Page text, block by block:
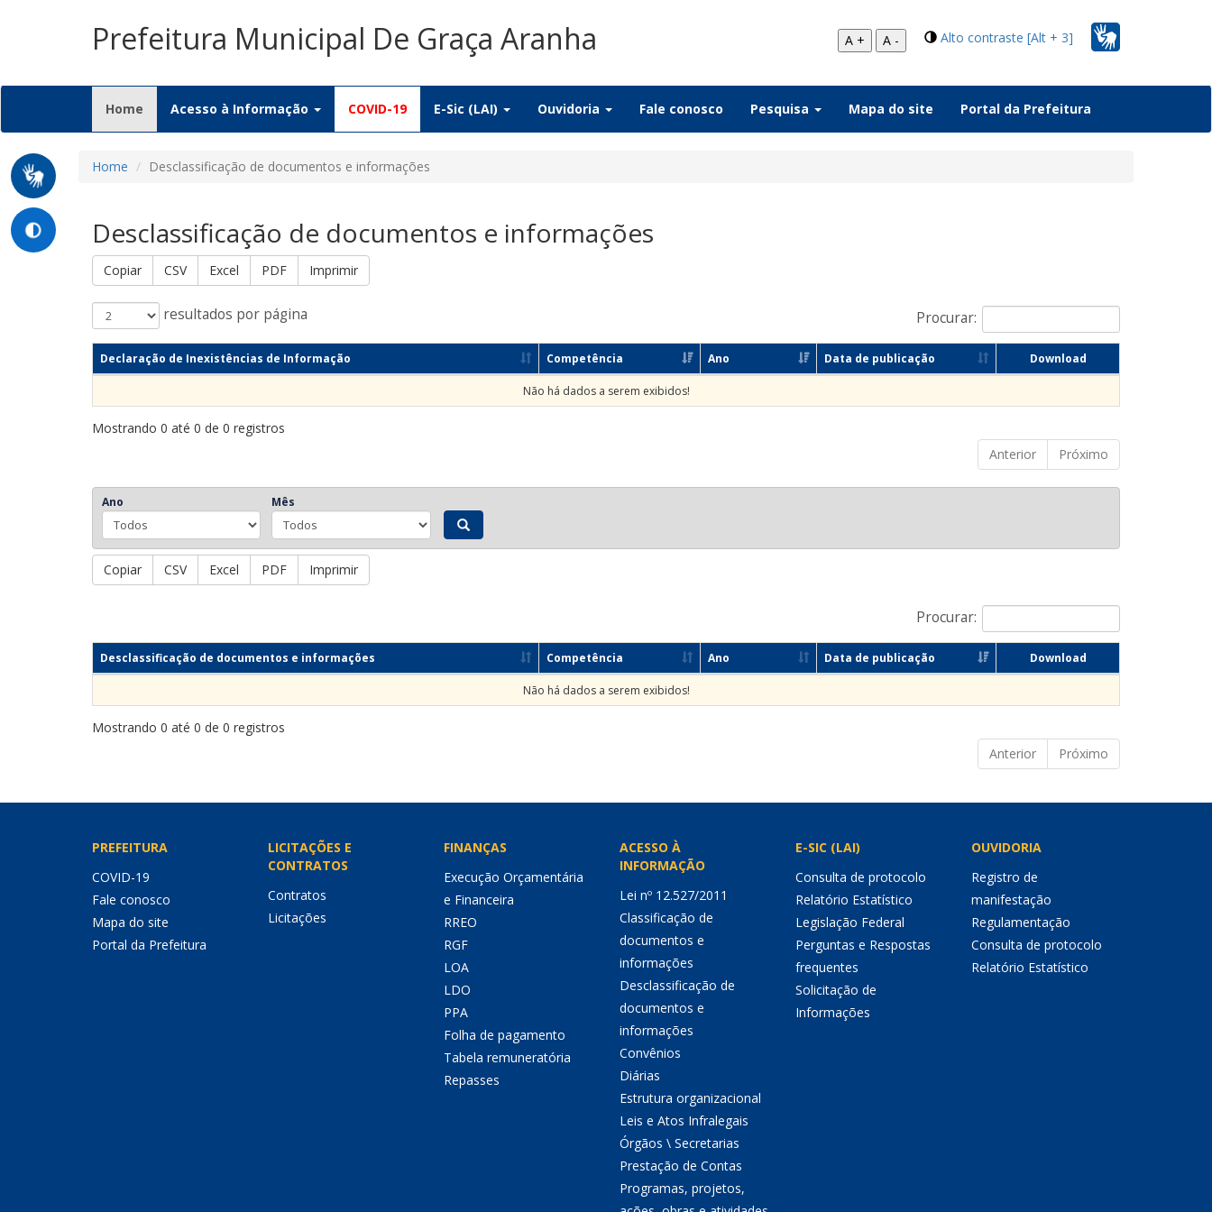
Prefeitura Municipal De Graça Aranha Alto contraste [Alt + 3]
A + A -
Home (current)
Acesso à Informação COVID-19 E-Sic (LAI) Ouvidoria Fale conosco Pesquisa Mapa do site Portal da Prefeitura
Home Desclassificação de documentos e informações
Desclassificação de documentos e informações
Copiar CSV Excel PDF Imprimir
resultados por página Procurar:
Declaração de Inexistências de Informação Competência Ano Data de publicação Download
Não há dados a serem exibidos!
Mostrando 0 até 0 de 0 registros
Anterior
Próximo
Ano Mês
Copiar CSV Excel PDF Imprimir
Procurar:
Desclassificação de documentos e informações Competência Ano Data de publicação Download
Não há dados a serem exibidos!
Mostrando 0 até 0 de 0 registros
Anterior
Próximo
PREFEITURA
COVID-19
Fale conosco
Mapa do site
Portal da Prefeitura
LICITAÇÕES E
CONTRATOS
Contratos
Licitações
FINANÇAS
Execução Orçamentária
e Financeira
RREO
RGF
LOA
LDO
PPA
Folha de pagamento
Tabela remuneratória
Repasses
ACESSO À
INFORMAÇÃO
Lei nº 12.527/2011
Classificação de
documentos e
informações
Desclassificação de
documentos e
informações
Convênios
Diárias
Estrutura organizacional
Leis e Atos Infralegais
Órgãos \ Secretarias
Prestação de Contas
Programas, projetos,
E-SIC (LAI)
Consulta de protocolo
Relatório Estatístico
Legislação Federal
Perguntas e Respostas
frequentes
Solicitação de
Informações
OUVIDORIA
Registro de
manifestação
Regulamentação
Consulta de protocolo
Relatório Estatístico